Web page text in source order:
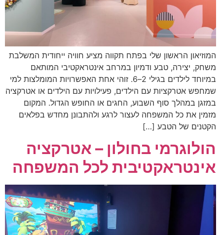
המוזיאון הראשון שלי בפתח תקווה מציע חוויה ייחודית המשלבת
משחק, יצירה, טבע ודמיון במרחב אינטראקטיבי המותאם
במיוחד לילדים בגילי 2–6. זוהי אחת האפשרויות המומלצות למי
שמחפש אטרקציות עם הילדים, פעילויות עם הילדים או אטרקציה
במזגן במהלך סוף השבוע, החגים או החופש הגדול. המקום
מזמין את כל המשפחה לעצור לרגע ולהתבונן מחדש בפלאים
הקטנים של הטבע […]
הולוגרמי בחולון – אטרקציה
אינטראקטיבית לכל המשפחה